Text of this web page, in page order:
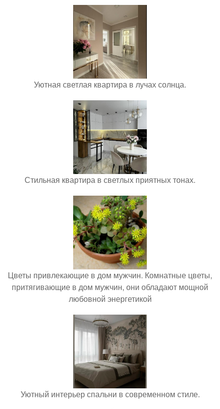
Уютная светлая квартира в лучах солнца.
Стильная квартира в светлых приятных тонах.
Цветы привлекающие в дом мужчин. Комнатные цветы,
притягивающие в дом мужчин, они обладают мощной
любовной энергетикой
Уютный интерьер спальни в современном стиле.